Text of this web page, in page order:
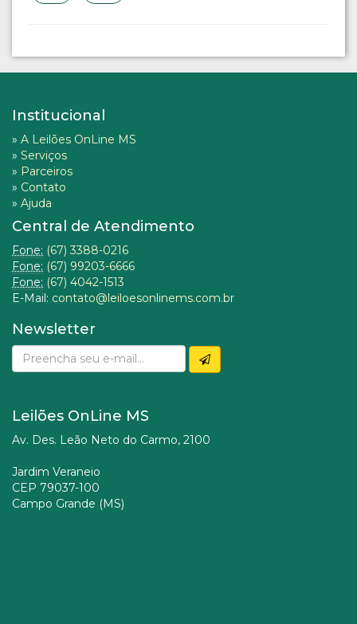
Institucional
» A Leilões OnLine MS
» Serviços
» Parceiros
» Contato
» Ajuda
Central de Atendimento
Fone: (67) 3388-0216
Fone: (67) 99203-6666
Fone: (67) 4042-1513
E-Mail: contato@leiloesonlinems.com.br
Newsletter
Leilões OnLine MS
Av. Des. Leão Neto do Carmo, 2100
Jardim Veraneio
CEP 79037-100
Campo Grande (MS)